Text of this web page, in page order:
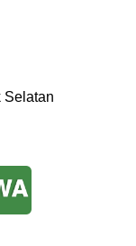
Selatan